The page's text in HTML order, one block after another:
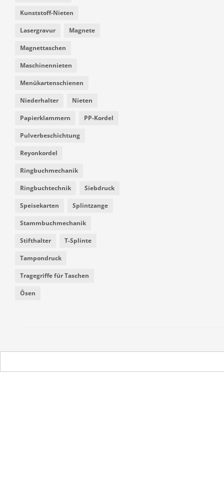
Kunststoff-Nieten
Lasergravur Magnete
Magnettaschen
Maschinennieten
Menükartenschienen
Niederhalter Nieten
Papierklammern PP-Kordel
Pulverbeschichtung
Reyonkordel
Ringbuchmechanik
Ringbuchtechnik Siebdruck
Speisekarten Splintzange
Stammbuchmechanik
Stifthalter T-Splinte
Tampondruck
Tragegriffe für Taschen
Ösen